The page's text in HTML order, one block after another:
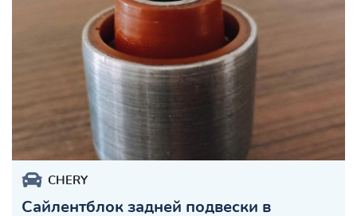
CHERY
Сайлентблок задней подвески в